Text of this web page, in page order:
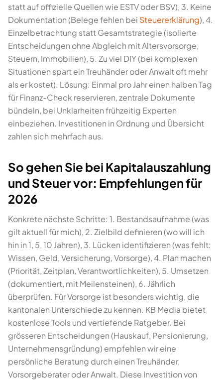
statt auf offizielle Quellen wie ESTV oder BSV), 3. Keine
Dokumentation (Belege fehlen bei Steuererklärung), 4.
Einzelbetrachtung statt Gesamtstrategie (isolierte
Entscheidungen ohne Abgleich mit Altersvorsorge,
Steuern, Immobilien), 5. Zu viel DIY (bei komplexen
Situationen spart ein Treuhänder oder Anwalt oft mehr
als er kostet). Lösung: Einmal pro Jahr einen halben Tag
für Finanz-Check reservieren, zentrale Dokumente
bündeln, bei Unklarheiten frühzeitig Experten
einbeziehen. Investitionen in Ordnung und Übersicht
zahlen sich mehrfach aus.
So gehen Sie bei Kapitalauszahlung
und Steuer vor: Empfehlungen für
2026
Konkrete nächste Schritte: 1. Bestandsaufnahme (was
gilt aktuell für mich), 2. Zielbild definieren (wo will ich
hin in 1, 5, 10 Jahren), 3. Lücken identifizieren (was fehlt:
Wissen, Geld, Versicherung, Vorsorge), 4. Plan machen
(Priorität, Zeitplan, Verantwortlichkeiten), 5. Umsetzen
(dokumentiert, mit Meilensteinen), 6. Jährlich
überprüfen. Für Vorsorge ist besonders wichtig, die
kantonalen Unterschiede zu kennen. KB Media bietet
kostenlose Tools und vertiefende Ratgeber. Bei
grösseren Entscheidungen (Hauskauf, Pensionierung,
Unternehmensgründung) empfehlen wir eine
persönliche Beratung durch einen Treuhänder,
Vorsorgeberater oder Anwalt. Diese Investition von